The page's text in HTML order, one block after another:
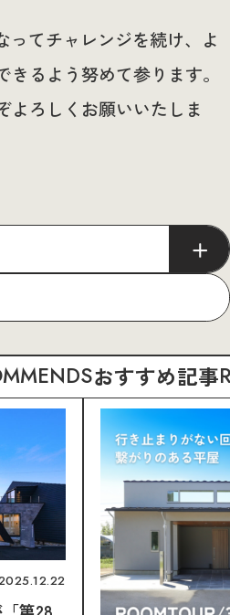
ってチャレンジを続け、よ
きるよう努めて参ります。
よろしくお願いいたしま
おすすめ記事